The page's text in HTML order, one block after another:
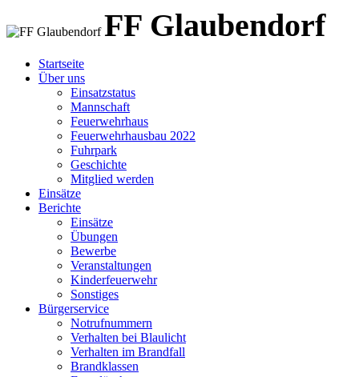
FF Glaubendorf
Feuerwehr Glaubendorf
FF Glaubendorf
Startseite
Über uns
Einsatzstatus
Mannschaft
Feuerwehrhaus
Feuerwehrhausbau 2022
Fuhrpark
Geschichte
Mitglied werden
Einsätze
Berichte
Einsätze
Übungen
Bewerbe
Veranstaltungen
Kinderfeuerwehr
Sonstiges
Bürgerservice
Notrufnummern
Verhalten bei Blaulicht
Verhalten im Brandfall
Brandklassen